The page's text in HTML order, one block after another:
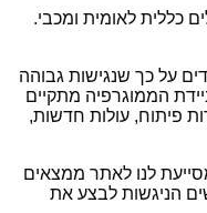
אלו לרשות מבוטחי קופת חולים כללית לאומית ומכבי.
מחקרים מעידים על כך שנגישות גבוהה
הממוגרפיה מתקיים
פיתוח, עולות חדשות,
אחת לשנתיים. בדיקה תקופתית זו מסייעת לנו לאתר ממצאים
הניגשות לבצע את